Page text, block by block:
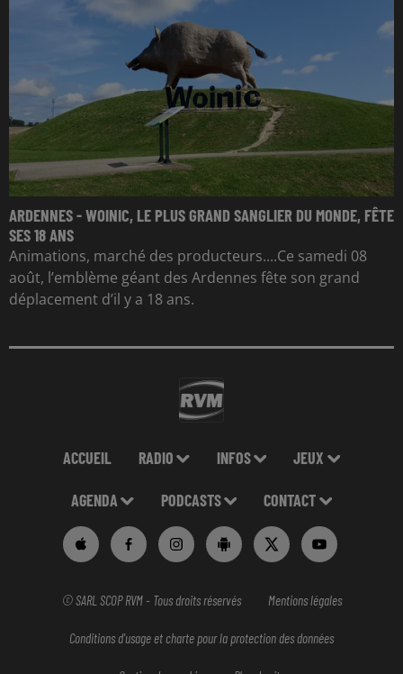
ARDENNES - WOINIC, LE PLUS GRAND SANGLIER DU MONDE, FÊTE
SES 18 ANS
Animations, marché des producteurs....Ce samedi 08
août, l’emblème géant des Ardennes fête son grand
déplacement d’il y a 18 ans.
ACCUEIL RADIO INFOS JEUX
AGENDA PODCASTS CONTACT
© SARL SCOP RVM - Tous droits réservés Mentions légales
Conditions d'usage et charte pour la protection des données